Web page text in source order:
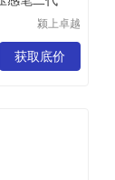
颍上卓越
有限公司
获取底价